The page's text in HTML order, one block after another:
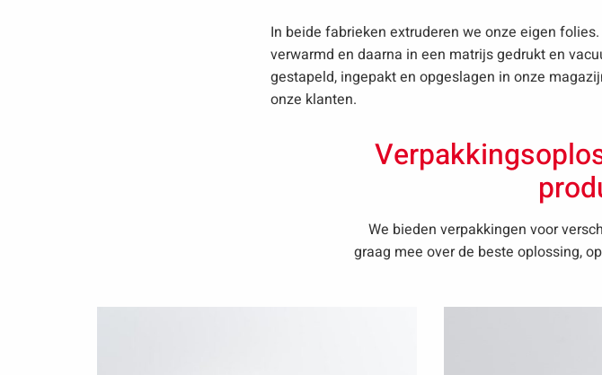
In beide fabrieken extruderen we onze eigen
verwarmd en daarna in een matrijs gedrukt en
gestapeld, ingepakt en opgeslagen in onze
onze klanten.
We bieden verpakkingen voor
graag mee over de beste oplossing,